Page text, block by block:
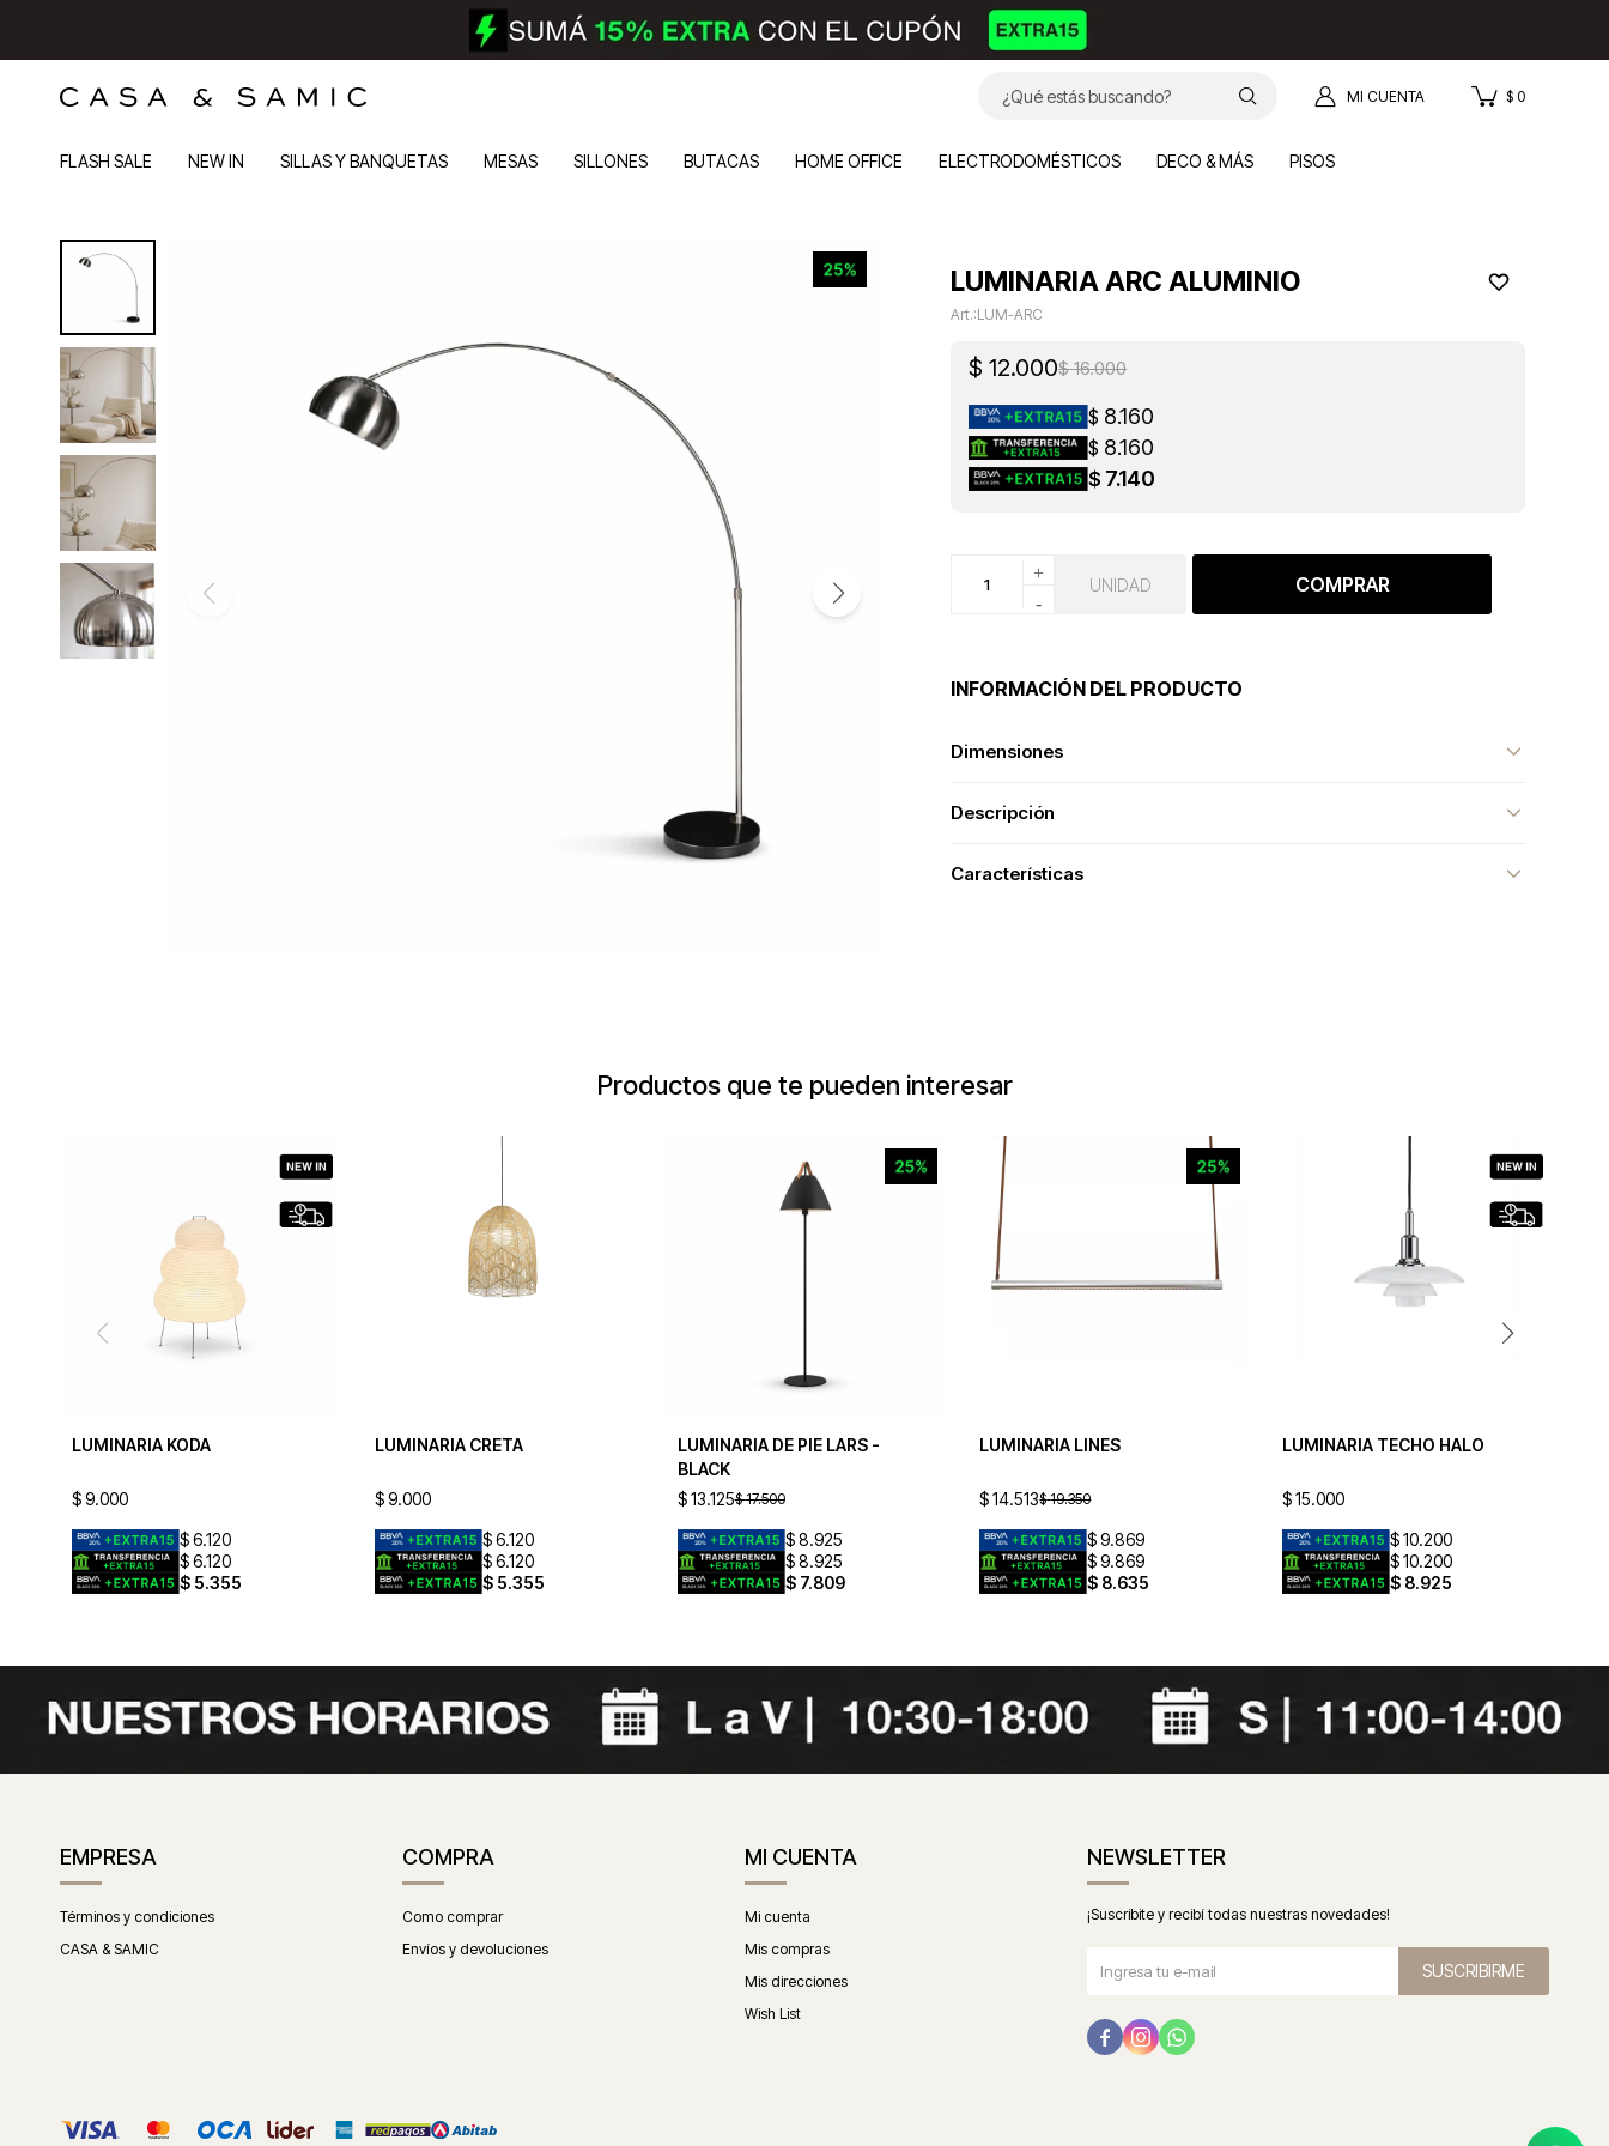
FLASH SALE NEW IN SILLAS Y BANQUETAS MESAS SILLONES BUTACAS HOME OFFICE ELECTRODOMÉSTICOS DECO & MÁS PISOS
$ 0
LUMINARIA ARC ALUMINIO
LUM-ARC
$ 12.000$ 16.000
$ 8.160
$ 8.160
$ 7.140
+
-
UNIDAD COMPRAR
INFORMACIÓN DEL PRODUCTO
Dimensiones
Descripción
Características
Productos que te pueden interesar
LUMINARIA KODA
$9.000
$6.120
$6.120
$ 5.355
LUMINARIA CRETA
$9.000
$6.120
$6.120
$ 5.355
LUMINARIA DE PIE LARS -
BLACK
$ 13.125$ 17.500
$ 8.925
$ 8.925
$ 7.809
LUMINARIA LINES
$14.513$ 19.350
$9.869
$9.869
$ 8.635
LUMINARIA TECHO HALO
$15.000
$10.200
$10.200
$ 8.925
EMPRESA
Términos y condiciones
CASA & SAMIC
COMPRA
Como comprar
Envíos y devoluciones
MI CUENTA
Mi cuenta
Mis compras
Mis direcciones
Wish List
NEWSLETTER
¡Suscribite y recibí todas nuestras novedades!
SUSCRIBIRME
  